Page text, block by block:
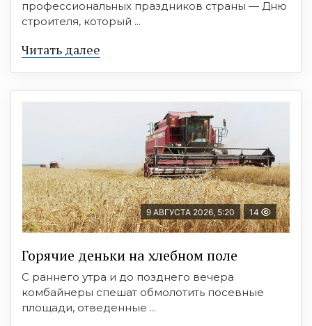
профессиональных праздников страны — Дню
строителя, который ...
Читать далее
9 АВГУСТА 2026, 5:20 14
Горячие деньки на хлебном поле
С раннего утра и до позднего вечера
комбайнеры спешат обмолотить посевные
площади, отведенные ...